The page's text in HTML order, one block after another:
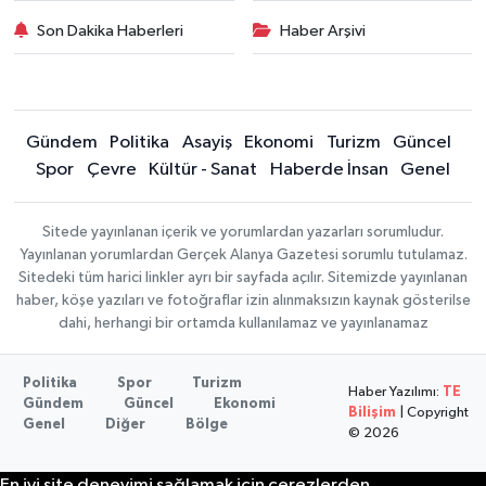
Son Dakika Haberleri Haber Arşivi
Gündem Politika Asayiş Ekonomi Turizm
Güncel
Spor
Çevre Kültür - Sanat Haberde İnsan Genel
Sitede yayınlanan içerik ve yorumlardan yazarları sorumludur.
Yayınlanan yorumlardan Gerçek Alanya Gazetesi sorumlu tutulamaz.
Sitedeki tüm harici linkler ayrı bir sayfada açılır. Sitemizde yayınlanan
haber, köşe yazıları ve fotoğraflar izin alınmaksızın kaynak gösterilse
dahi, herhangi bir ortamda kullanılamaz ve yayınlanamaz
Politika Spor
Turizm
Gündem
Güncel
Ekonomi
Genel
Diğer Bölge
Haber Yazılımı:
TE
Bilişim | Copyright
© 2026